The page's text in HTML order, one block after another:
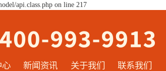
api.class.php on line 217
心 新闻资讯 关于我们 联系我们